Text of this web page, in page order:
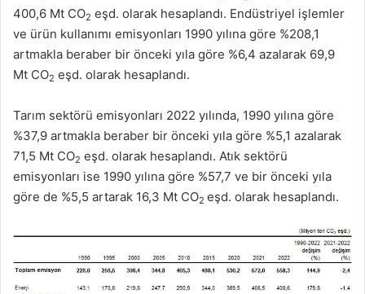
400,6 Mt CO2 eşd. olarak hesaplandı. Endüstriyel işlemler
ve ürün kullanımı emisyonları 1990 yılına göre %208,1
artmakla beraber bir önceki yıla göre %6,4 azalarak 69,9
Mt CO2 eşd. olarak hesaplandı.
Tarım sektörü emisyonları 2022 yılında, 1990 yılına göre
%37,9 artmakla beraber bir önceki yıla göre %5,1 azalarak
71,5 Mt CO2 eşd. olarak hesaplandı. Atık sektörü
emisyonları ise 1990 yılına göre %57,7 ve bir önceki yıla
göre de %5,5 artarak 16,3 Mt CO2 eşd. olarak hesaplandı.